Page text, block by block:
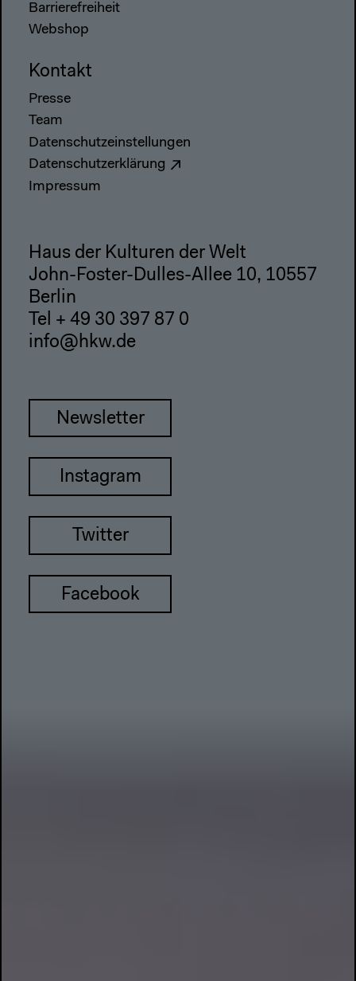
Barrierefreiheit
Webshop
Kontakt
Presse
Team
Datenschutzeinstellungen
Datenschutzerklärung
Impressum
Haus der Kulturen der Welt
John-Foster-Dulles-Allee 10, 10557
Berlin
Tel + 49 30 397 87 0
info@hkw.de
Newsletter
Instagram
Twitter
Facebook